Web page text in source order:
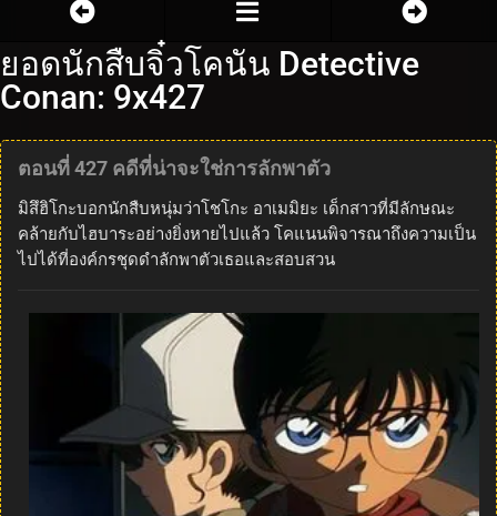
ยอดนักสืบจิ๋วโคนัน Detective
Conan: 9x427
ตอนที่ 427 คดีที่น่าจะใช่การลักพาตัว
มิสึฮิโกะบอกนักสืบหนุ่มว่าโชโกะ อาเมมิยะ เด็กสาวที่มีลักษณะ
คล้ายกับไฮบาระอย่างยิ่งหายไปแล้ว โคแนนพิจารณาถึงความเป็น
ไปได้ที่องค์กรชุดดำลักพาตัวเธอและสอบสวน